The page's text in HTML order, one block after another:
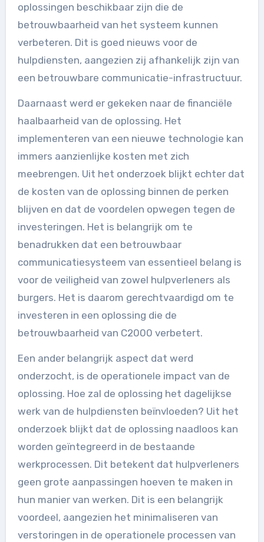
oplossingen beschikbaar zijn die de
betrouwbaarheid van het systeem kunnen
verbeteren. Dit is goed nieuws voor de
hulpdiensten, aangezien zij afhankelijk zijn van
een betrouwbare communicatie-infrastructuur.
Daarnaast werd er gekeken naar de financiële
haalbaarheid van de oplossing. Het
implementeren van een nieuwe technologie kan
immers aanzienlijke kosten met zich
meebrengen. Uit het onderzoek blijkt echter dat
de kosten van de oplossing binnen de perken
blijven en dat de voordelen opwegen tegen de
investeringen. Het is belangrijk om te
benadrukken dat een betrouwbaar
communicatiesysteem van essentieel belang is
voor de veiligheid van zowel hulpverleners als
burgers. Het is daarom gerechtvaardigd om te
investeren in een oplossing die de
betrouwbaarheid van C2000 verbetert.
Een ander belangrijk aspect dat werd
onderzocht, is de operationele impact van de
oplossing. Hoe zal de oplossing het dagelijkse
werk van de hulpdiensten beïnvloeden? Uit het
onderzoek blijkt dat de oplossing naadloos kan
worden geïntegreerd in de bestaande
werkprocessen. Dit betekent dat hulpverleners
geen grote aanpassingen hoeven te maken in
hun manier van werken. Dit is een belangrijk
voordeel, aangezien het minimaliseren van
verstoringen in de operationele processen van